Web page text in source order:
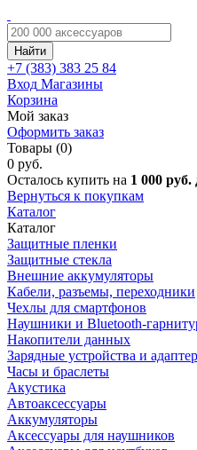
Найти
+7 (383) 383 25 84
Вход Магазины
Корзина
Мой заказ
Оформить заказ
Товары (0)
0 руб.
Осталось купить на 1 000 руб.
Вернуться к покупкам
Каталог
Каталог
Защитные пленки
Защитные стекла
Внешние аккумуляторы
Кабели, разъемы, переходники
Чехлы для смартфонов
Наушники и Bluetooth-
Накопители данных
Зарядные устройства и
Часы и браслеты
Акустика
Автоаксессуары
Аккумуляторы
Аксессуары для наушников